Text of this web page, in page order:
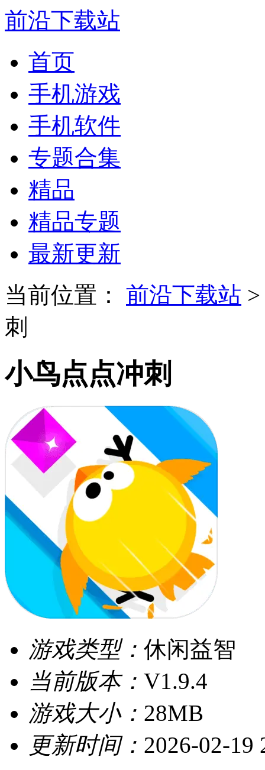
前沿下载站
首页
手机游戏
手机软件
专题合集
精品
精品专题
最新更新
当前位置：
前沿下载站
刺
小鸟点点冲刺
游戏类型： 休闲益智
当前版本： V1.9.4
游戏大小： 28MB
更新时间： 2026-02-19